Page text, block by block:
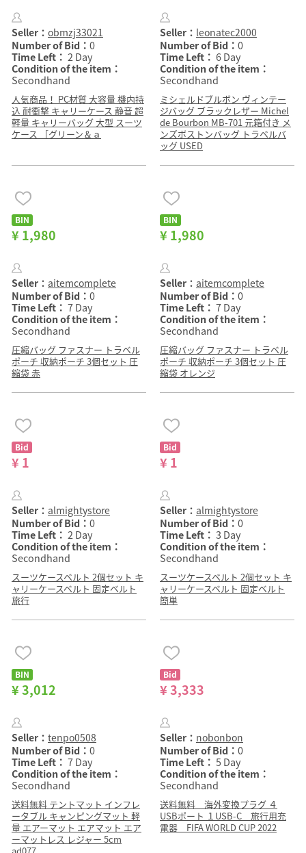
Seller： obmzj33021
Number of Bid： 0
Time Left： 2 Day
Condition of the item：
Secondhand
人気商品！ PC材質 大容量 機内持
込 耐衝撃 キャリーケース 静音 超
軽量 キャリーバッグ 大型 スーツ
ケース ［グリーン＆ａ
Seller： leonatec2000
Number of Bid： 0
Time Left： 6 Day
Condition of the item：
Secondhand
ミシェルドブルボン ヴィンテー
ジバッグ ブラックレザー Michel
de Bourbon MB-701 元箱付き メ
ンズボストンバッグ トラベルバ
ッグ USED
BIN
¥ 1,980
Seller： aitemcomplete
Number of Bid： 0
Time Left： 7 Day
Condition of the item：
Secondhand
圧縮バッグ ファスナー トラベル
ポーチ 収納ポーチ 3個セット 圧
縮袋 赤
BIN
¥ 1,980
Seller： aitemcomplete
Number of Bid： 0
Time Left： 7 Day
Condition of the item：
Secondhand
圧縮バッグ ファスナー トラベル
ポーチ 収納ポーチ 3個セット 圧
縮袋 オレンジ
Bid
¥ 1
Seller： almightystore
Number of Bid： 0
Time Left： 2 Day
Condition of the item：
Secondhand
スーツケースベルト 2個セット キ
ャリーケースベルト 固定ベルト
旅行
Bid
¥ 1
Seller： almightystore
Number of Bid： 0
Time Left： 3 Day
Condition of the item：
Secondhand
スーツケースベルト 2個セット キ
ャリーケースベルト 固定ベルト
簡単
BIN
¥ 3,012
Seller： tenpo0508
Number of Bid： 0
Time Left： 7 Day
Condition of the item：
Secondhand
送料無料 テントマット インフレ
ータブル キャンピングマット 軽
量 エアーマット エアマット エア
ーマットレス レジャー 5cm
Bid
¥ 3,333
Seller： nobonbon
Number of Bid： 0
Time Left： 5 Day
Condition of the item：
Secondhand
送料無料 海外変換プラグ ４
USBポート １USB-C 旅行用充
電器 FIFA WORLD CUP 2022